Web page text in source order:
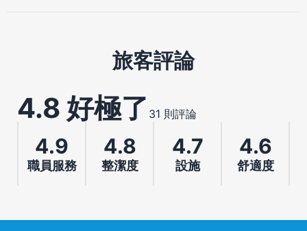
旅客評論
4.8 好極了 31 則評論
4.9
職員服務
4.8
整潔度
4.7
設施
4.6
舒適度